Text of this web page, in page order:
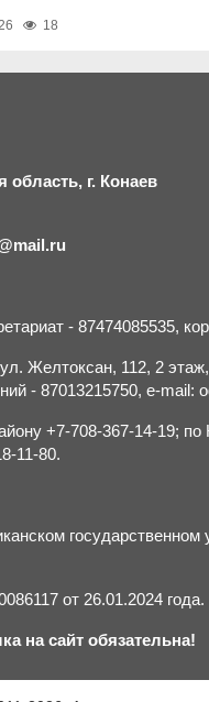
18
область, г. Конаев
- 87474085535,
Желтоксан, 112, 2
- 87013215750, e-mail:
+7-708-367-14-19;
11-80.
от 26.01.2024 года.
на сайт обязательна!